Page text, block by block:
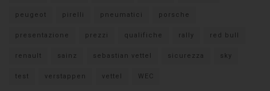
peugeot pirelli pneumatici porsche
presentazione prezzi qualifiche rally red bull
renault sainz sebastian vettel sicurezza sky
test verstappen vettel WEC